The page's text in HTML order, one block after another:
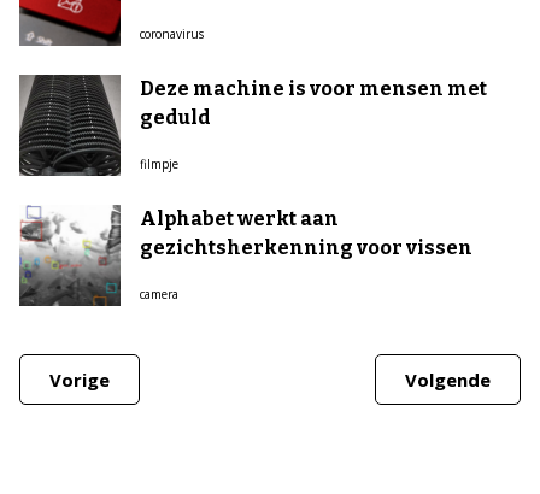
coronavirus
Deze machine is voor mensen met
geduld
filmpje
Alphabet werkt aan
gezichtsherkenning voor vissen
camera
Vorige Volgende